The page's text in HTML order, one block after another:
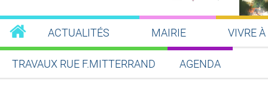
ACTUALITÉS MAIRIE VIVRE
TRAVAUX RUE F.MITTERRAND AGENDA